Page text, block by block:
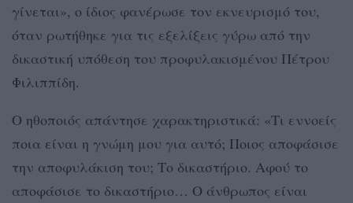
γίνεται», ο ίδιος φανέρωσε τον εκνευρισμό του,
όταν ρωτήθηκε για τις εξελίξεις γύρω από την
δικαστική υπόθεση του προφυλακισμένου Πέτρου
Φιλιππίδη.
Ο ηθοποιός απάντησε χαρακτηριστικά: «Τι εννοείς
ποια είναι η γνώμη μου για αυτό; Ποιος αποφάσισε
την αποφυλάκιση του; Το δικαστήριο. Αφού το
αποφάσισε το δικαστήριο… Ο άνθρωπος είναι